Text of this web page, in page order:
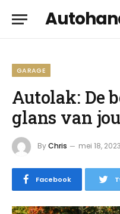
GARAGE
Autolak: De
glans van
ByChris mei 18, 2023
Facebook